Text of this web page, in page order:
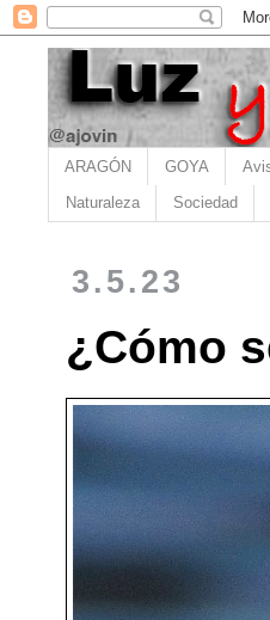
ARAGÓN GOYA
Naturaleza Sociedad
3.5.23
¿Cómo